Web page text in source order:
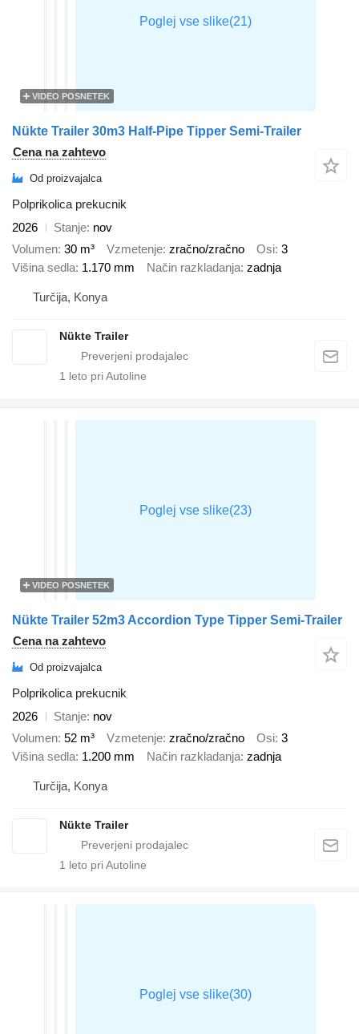
VIDEO POSNETEK
Nükte Trailer 30m3 Half-Pipe Tipper Semi-Trailer
Cena na zahtevo
Od proizvajalca
Polprikolica prekucnik
2026
Stanje nov
Volumen 30 m³ Vzmetenje zračno/zračno Osi 3
Višina sedla 1.170 mm Način razkladanja zadnja
Turčija, Konya
Nükte Trailer
1 leto pri Autoline
VIDEO POSNETEK
Nükte Trailer 52m3 Accordion Type Tipper Semi-Trailer
Cena na zahtevo
Od proizvajalca
Polprikolica prekucnik
2026
Stanje nov
Volumen 52 m³ Vzmetenje zračno/zračno Osi 3
Višina sedla 1.200 mm Način razkladanja zadnja
Turčija, Konya
Nükte Trailer
1 leto pri Autoline